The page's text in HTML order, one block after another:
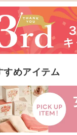
すめアイテム